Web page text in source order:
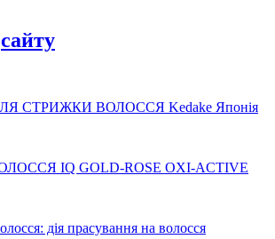
сайту
СТРИЖКИ ВОЛОССЯ Kedake Японія
IQ GOLD-ROSE OXI-ACTIVE
дія прасування на волосся